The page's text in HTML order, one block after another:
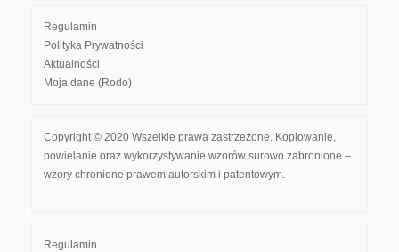
Regulamin
Polityka Prywatności
Aktualności
Moja dane (Rodo)
Copyright © 2020 Wszelkie prawa zastrzeżone. Kopiowanie,
powielanie oraz wykorzystywanie wzorów surowo zabronione –
wzory chronione prawem autorskim i patentowym.
Regulamin